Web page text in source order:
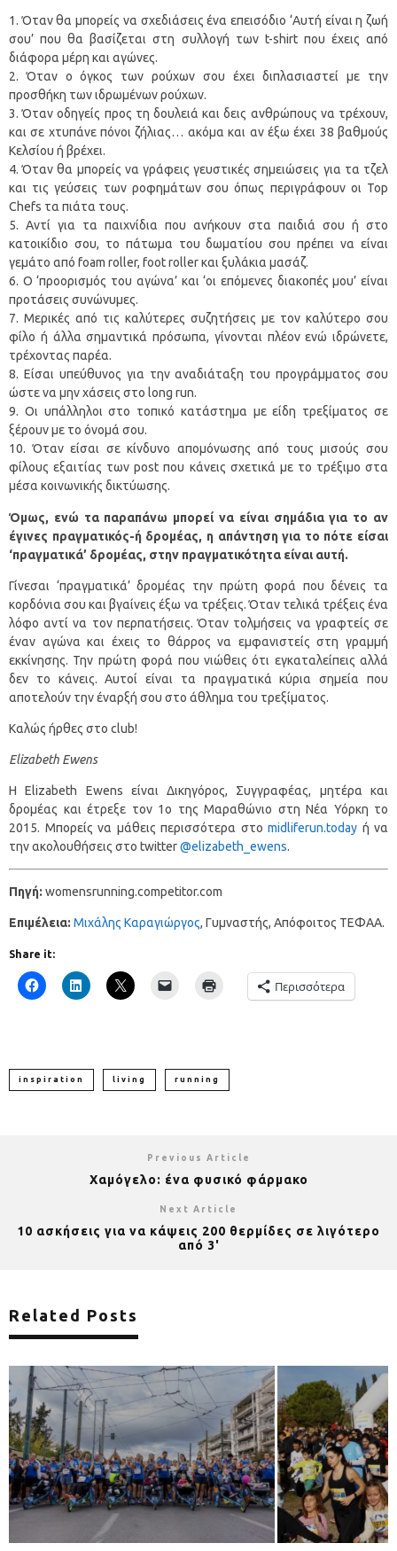
Όταν θα μπορείς να σχεδιάσεις ένα επεισόδιο ‘Αυτή είναι η ζωή
σου’ που θα βασίζεται στη συλλογή των t-shirt που έχεις από
διάφορα μέρη και αγώνες.
Όταν ο όγκος των ρούχων σου έχει διπλασιαστεί με την
προσθήκη των ιδρωμένων ρούχων.
Όταν οδηγείς προς τη δουλειά και δεις ανθρώπους να τρέχουν,
και σε χτυπάνε πόνοι ζήλιας… ακόμα και αν έξω έχει 38 βαθμούς
Κελσίου ή βρέχει.
Όταν θα μπορείς να γράφεις γευστικές σημειώσεις για τα τζελ
και τις γεύσεις των ροφημάτων σου όπως περιγράφουν οι Top
Chefs τα πιάτα τους.
Αντί για τα παιχνίδια που ανήκουν στα παιδιά σου ή στο
κατοικίδιο σου, το πάτωμα του δωματίου σου πρέπει να είναι
γεμάτο από foam roller, foot roller και ξυλάκια μασάζ.
Ο ‘προορισμός του αγώνα’ και ‘οι επόμενες διακοπές μου’ είναι
προτάσεις συνώνυμες.
Μερικές από τις καλύτερες συζητήσεις με τον καλύτερο σου
φίλο ή άλλα σημαντικά πρόσωπα, γίνονται πλέον ενώ ιδρώνετε,
τρέχοντας παρέα.
Είσαι υπεύθυνος για την αναδιάταξη του προγράμματος σου
ώστε να μην χάσεις στο long run.
Οι υπάλληλοι στο τοπικό κατάστημα με είδη τρεξίματος σε
ξέρουν με το όνομά σου.
Όταν είσαι σε κίνδυνο απομόνωσης από τους μισούς σου
φίλους εξαιτίας των post που κάνεις σχετικά με το τρέξιμο στα
μέσα κοινωνικής δικτύωσης.
Όμως, ενώ τα παραπάνω μπορεί να είναι σημάδια για το αν
έγινες πραγματικός-ή δρομέας, η απάντηση για το πότε είσαι
‘πραγματικά’ δρομέας, στην πραγματικότητα είναι αυτή.
Γίνεσαι ‘πραγματικά’ δρομέας την πρώτη φορά που δένεις τα
κορδόνια σου και βγαίνεις έξω να τρέξεις. Όταν τελικά τρέξεις ένα
λόφο αντί να τον περπατήσεις. Όταν τολμήσεις να γραφτείς σε
έναν αγώνα και έχεις το θάρρος να εμφανιστείς στη γραμμή
εκκίνησης. Την πρώτη φορά που νιώθεις ότι εγκαταλείπεις αλλά
δεν το κάνεις. Αυτοί είναι τα πραγματικά κύρια σημεία που
αποτελούν την έναρξή σου στο άθλημα του τρεξίματος.
Καλώς ήρθες στο club!
Elizabeth Ewens
Η Elizabeth Ewens είναι Δικηγόρος, Συγγραφέας, μητέρα και
δρομέας και έτρεξε τον 1ο της Μαραθώνιο στη Νέα Υόρκη το
2015. Μπορείς να μάθεις περισσότερα στο midliferun.today ή να
την ακολουθήσεις στο twitter@elizabeth_ewens.
Πηγή: womensrunning.competitor.com
Επιμέλεια: Μιχάλης Καραγιώργος, Γυμναστής, Απόφοιτος ΤΕΦΑΑ.
Share it:
Περισσότερα
inspiration living running
Previous Article
Χαμόγελο: ένα φυσικό φάρμακο
Next Article
10 ασκήσεις για να κάψεις 200 θερμίδες σε λιγότερο
από 3'
Related Posts